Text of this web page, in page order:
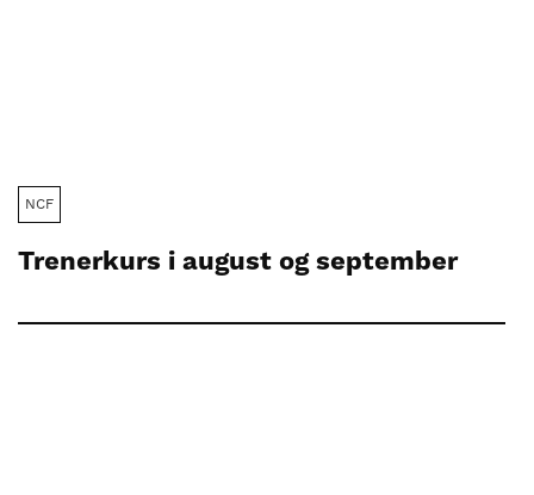
NCF
Trenerkurs i august og september